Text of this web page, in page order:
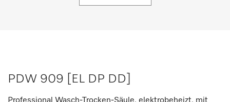
PDW 909 [EL DP DD]